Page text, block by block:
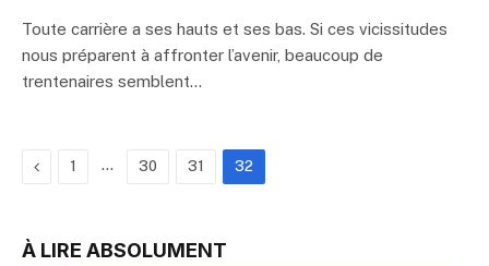
Toute carrière a ses hauts et ses bas. Si ces vicissitudes
nous préparent à affronter l’avenir, beaucoup de
trentenaires semblent…
Précédent
1 … 30 31 32
À LIRE ABSOLUMENT